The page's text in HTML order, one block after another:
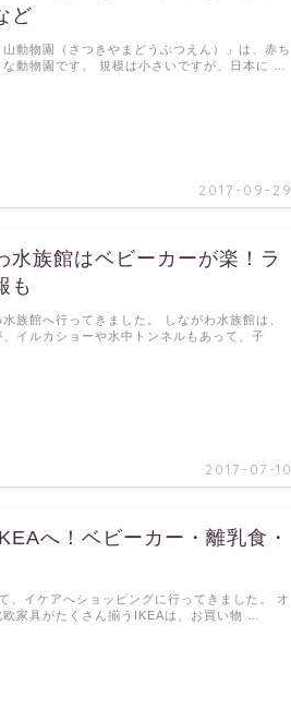
ど
2017-09-29
動物園（さつきやまどうぶつえん）」は、赤ち
動物園です。 規模は小さいですが、日本に …
水族館はベビーカーが楽！ラ
も
2017-07-10
族館へ行ってきました。 しながわ水族館は、
イルカショーや水中トンネルもあって、子
へ！ベビーカー・離乳食・
、イケアへショッピングに行ってきました。 オ
家具がたくさん揃うIKEAは、お買い物 …